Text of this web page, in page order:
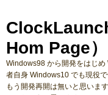
Hom Page）
Windows98 から開発をはじ
者自身 Windows10 でも現役で
もう開発再開は無いと思いま